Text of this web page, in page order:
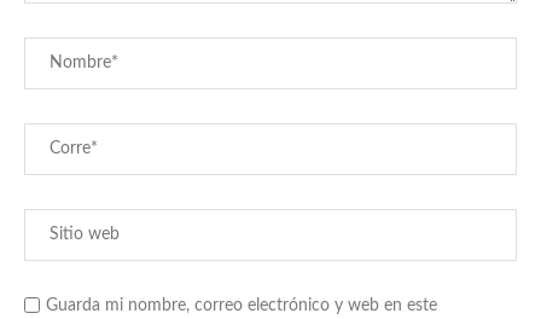
Guarda mi nombre, correo electrónico y web en este